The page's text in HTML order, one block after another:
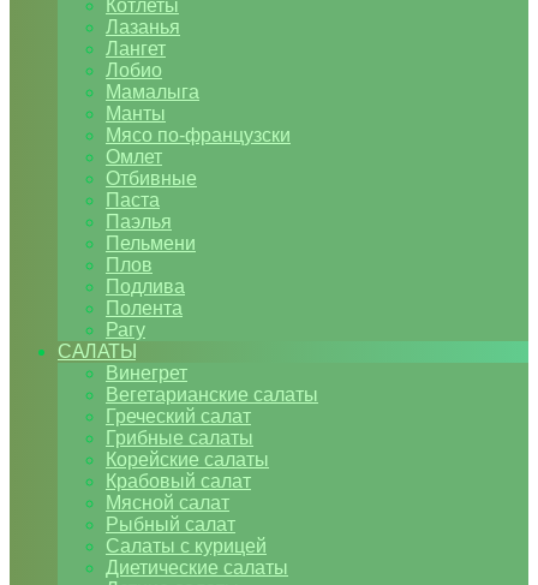
Котлеты
Лазанья
Лангет
Лобио
Мамалыга
Манты
Мясо по-французски
Омлет
Отбивные
Паста
Паэлья
Пельмени
Плов
Подлива
Полента
Рагу
САЛАТЫ
Винегрет
Вегетарианские салаты
Греческий салат
Грибные салаты
Корейские салаты
Крабовый салат
Мясной салат
Рыбный салат
Салаты с курицей
Диетические салаты